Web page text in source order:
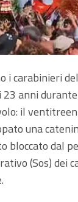
i carabinieri
anni
il
una
bloccato dal
(Sos) dei